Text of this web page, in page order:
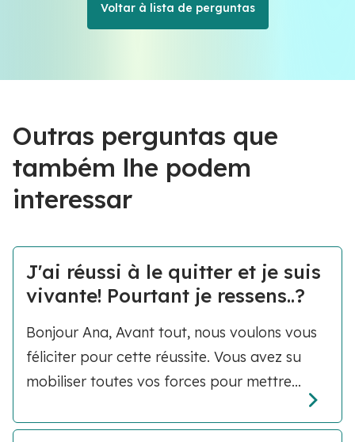
Voltar à lista de perguntas
Outras perguntas que
também lhe podem
interessar
J'ai réussi à le quitter et je suis
vivante! Pourtant je ressens..?
Bonjour Ana, Avant tout, nous voulons vous
féliciter pour cette réussite. Vous avez su
mobiliser toutes vos forces pour mettre...